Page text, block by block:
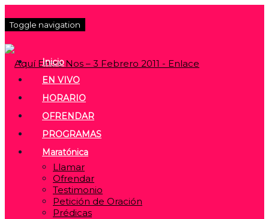
Toggle navigation
Inicio
EN VIVO
HORARIO
OFRENDAR
PROGRAMAS
Maratónica
Llamar
Ofrendar
Testimonio
Petición de Oración
Prédicas